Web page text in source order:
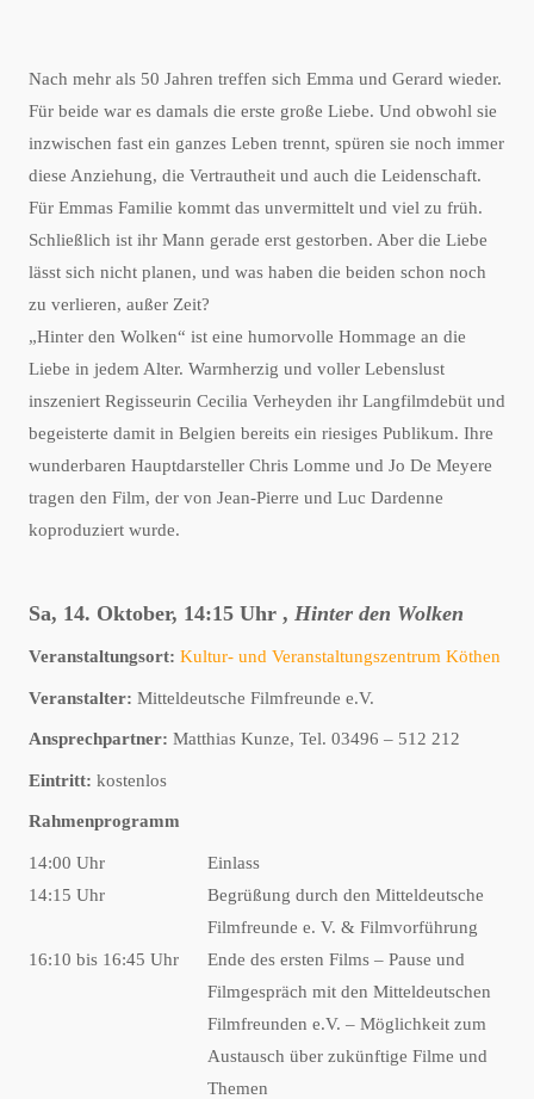
Nach mehr als 50 Jahren treffen sich Emma und Gerard wieder.
Für beide war es damals die erste große Liebe. Und obwohl sie
inzwischen fast ein ganzes Leben trennt, spüren sie noch immer
diese Anziehung, die Vertrautheit und auch die Leidenschaft.
Für Emmas Familie kommt das unvermittelt und viel zu früh.
Schließlich ist ihr Mann gerade erst gestorben. Aber die Liebe
lässt sich nicht planen, und was haben die beiden schon noch
zu verlieren, außer Zeit?
„Hinter den Wolken“ ist eine humorvolle Hommage an die
Liebe in jedem Alter. Warmherzig und voller Lebenslust
inszeniert Regisseurin Cecilia Verheyden ihr Langfilmdebüt und
begeisterte damit in Belgien bereits ein riesiges Publikum. Ihre
wunderbaren Hauptdarsteller Chris Lomme und Jo De Meyere
tragen den Film, der von Jean-Pierre und Luc Dardenne
koproduziert wurde.
Sa, 14. Oktober, 14:15 Uhr , Hinter den Wolken
Veranstaltungsort: Kultur- und Veranstaltungszentrum Köthen
Veranstalter: Mitteldeutsche Filmfreunde e.V.
Ansprechpartner: Matthias Kunze, Tel. 03496 – 512 212
Eintritt: kostenlos
Rahmenprogramm
14:00 Uhr
Einlass
14:15 Uhr
Begrüßung durch den Mitteldeutsche
Filmfreunde e. V. & Filmvorführung
16:10 bis 16:45 Uhr
Ende des ersten Films – Pause und
Filmgespräch mit den Mitteldeutschen
Filmfreunden e.V. – Möglichkeit zum
Austausch über zukünftige Filme und
Themen